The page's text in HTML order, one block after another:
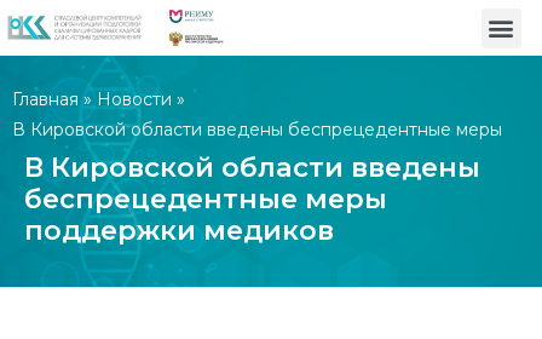
Главная » Новости »
В Кировской области введены беспрецедентные меры
поддержки медиков
В Кировской области введены
беспрецедентные меры
поддержки медиков